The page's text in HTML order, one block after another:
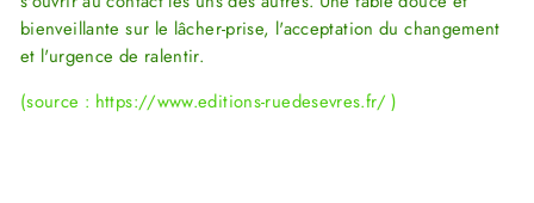
bienveillante sur le lâcher-prise, l'acceptation du changement
et l'urgence de ralentir.
(source : https://www.editions-ruedesevres.fr/ )